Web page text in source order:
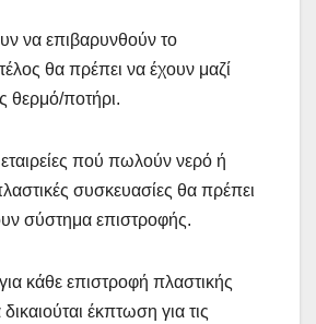
να επιβαρυνθούν το
θα πρέπει να έχουν μαζί
θερμό/ποτήρι.
πού πωλούν νερό ή
συσκευασίες θα πρέπει
σύστημα επιστροφής.
κάθε επιστροφή πλαστικής
έκπτωση για τις